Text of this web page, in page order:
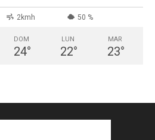
2kmh 50 %
DOM
24°
LUN
22°
MAR
23°